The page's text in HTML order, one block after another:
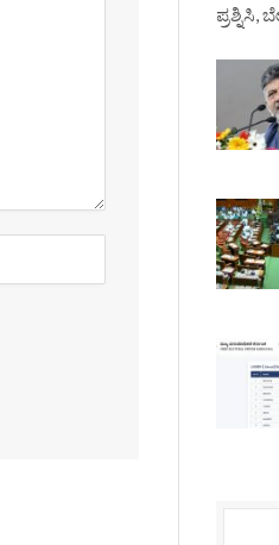
ಪ್ರಶ್ನಿಸಿ,